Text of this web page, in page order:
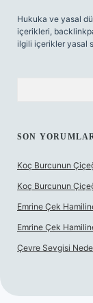
Hukuka ve yasal
içerikleri,
ilgili içerikler yasal
SON
Koç Burcunun
Koç Burcunun
Emrine Çek
Emrine Çek
Çevre Sevgisi